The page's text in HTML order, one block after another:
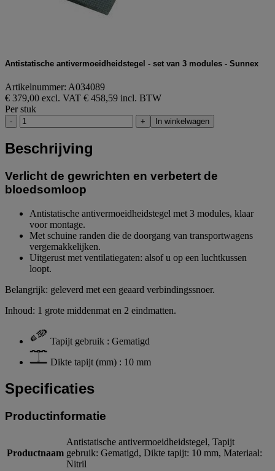
Antistatische antivermoeidheidstegel - set van 3 modules - Sunnex
Artikelnummer: A034089
€ 379,00 excl. VAT € 458,59 incl. BTW
Per stuk
- + In winkelwagen
Beschrijving
Verlicht de gewrichten en verbetert de
bloedsomloop
Antistatische antivermoeidheidstegel met 3 modules, klaar
voor montage.
Met schuine randen die de doorgang van transportwagens
vergemakkelijken.
Uitgerust met ventilatiegaten: alsof u op een luchtkussen
loopt.
Belangrijk: geleverd met een geaard verbindingssnoer.
Inhoud: 1 grote middenmat en 2 eindmatten.
Tapijt gebruik : Gematigd
Dikte tapijt (mm) : 10 mm
Specificaties
Productinformatie
Productnaam
Antistatische antivermoeidheidstegel, Tapijt
gebruik: Gematigd, Dikte tapijt: 10 mm, Materiaal:
Nitril